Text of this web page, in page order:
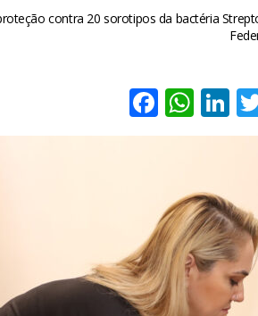
contra 20 sorotipos da bactéria